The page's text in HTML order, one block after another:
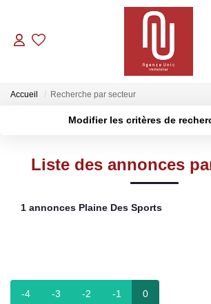
VENTES
Accueil Recherche par secteur
Modifier les critères de
Type de bien
Surface min
Budget max
Liste des annonces
1 annonces Plaine Des Sports
-4 -3 -2 -1 0